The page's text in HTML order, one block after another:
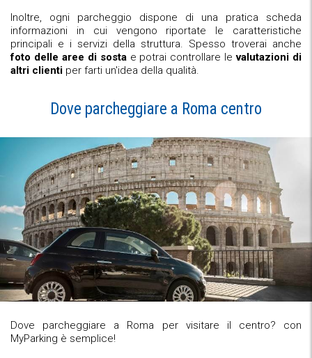
Inoltre, ogni parcheggio dispone di una pratica scheda
informazioni in cui vengono riportate le caratteristiche
principali e i servizi della struttura. Spesso troverai anche
foto delle aree di sostae potrai controllare levalutazioni di
altri clienti per farti un'idea della qualità.
Dove parcheggiare a Roma centro
Dove parcheggiare a Roma per visitare il centro? con
MyParking è semplice!